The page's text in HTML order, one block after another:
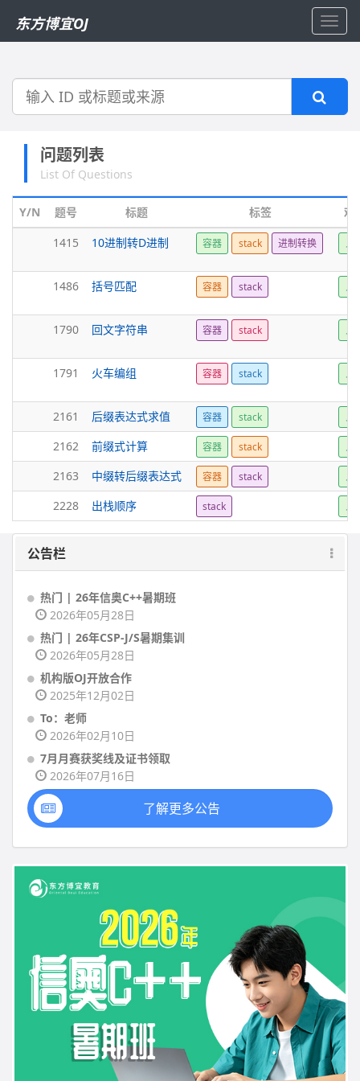
东方博宜OJ
搜
问题列表
List Of Questions
Y/N 题号 标题 标签
难
1415
10进制转D进制 容器 stack 进制转换 入
1486 括号匹配 容器 stack 入
1790 回文字符串 容器 stack 入
1791 火车编组 容器 stack 入
2161 后缀表达式求值 容器 stack 入
2162 前缀式计算 容器 stack 入
2163 中缀转后缀表达式 容器 stack 入
2228 出栈顺序 stack 入
公告栏
热门 | 26年信奥C++暑期班
2026年05月28日
热门 | 26年CSP-J/S暑期集训
2026年05月28日
机构版OJ开放合作
2025年12月02日
To：老师
2026年02月10日
7月月赛获奖线及证书领取
2026年07月16日
了解更多公告